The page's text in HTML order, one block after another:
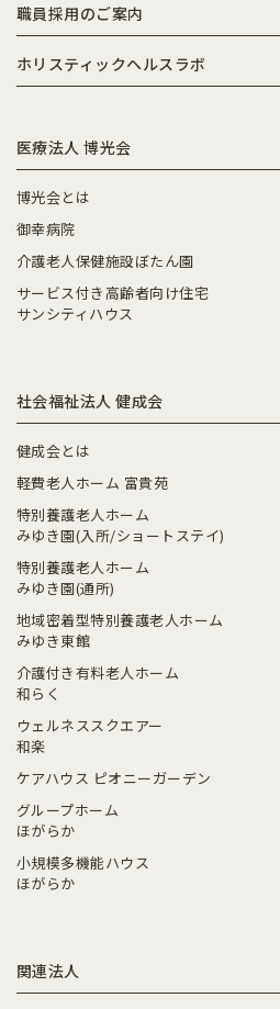
職員採用のご案内
ホリスティックヘルスラボ
医療法人 博光会
博光会とは
御幸病院
介護老人保健施設ぼたん園
サービス付き高齢者向け住宅
サンシティハウス
社会福祉法人 健成会
健成会とは
軽費老人ホーム 富貴苑
特別養護老人ホーム
みゆき園(入所/ショートステイ)
特別養護老人ホーム
みゆき園(通所)
地域密着型特別養護老人ホーム
みゆき東館
介護付き有料老人ホーム
和らく
ウェルネススクエアー
和楽
ケアハウス ピオニーガーデン
グループホーム
ほがらか
小規模多機能ハウス
ほがらか
関連法人